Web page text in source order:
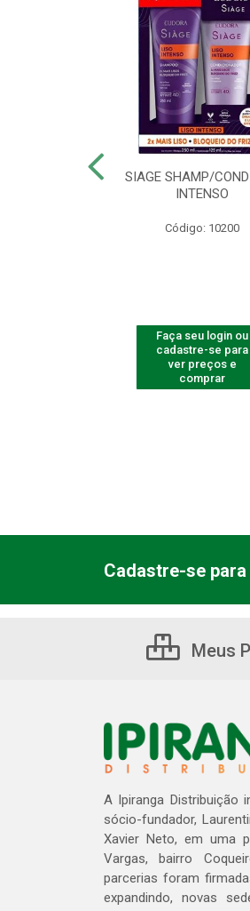
SIAGE SHAMP/
INTENSO
Código: 10200
Faça seu login ou
cadastre-se para
ver preços e
comprar
Cadastre-se
Meus
A Ipiranga Distribuição
sócio-fundador,
Xavier Neto, em uma
Vargas, bairro
parcerias foram
expandindo, novas